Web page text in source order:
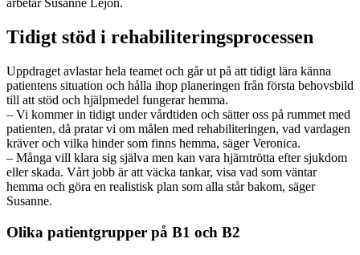
arbetar Susanne Lejon.
Tidigt stöd i rehabiliteringsprocessen
Uppdraget avlastar hela teamet och går ut på att tidigt lära känna
patientens situation och hålla ihop planeringen från första behovsbild
till att stöd och hjälpmedel fungerar hemma.
– Vi kommer in tidigt under vårdtiden och sätter oss på rummet med
patienten, då pratar vi om målen med rehabiliteringen, vad vardagen
kräver och vilka hinder som finns hemma, säger Veronica.
– Många vill klara sig själva men kan vara hjärntrötta efter sjukdom
eller skada. Vårt jobb är att väcka tankar, visa vad som väntar
hemma och göra en realistisk plan som alla står bakom, säger
Susanne.
Olika patientgrupper på B1 och B2